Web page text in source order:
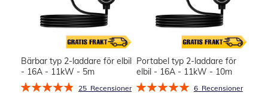
Bärbar typ 2-laddare för elbil
- 16A - 11kW - 5m
Rating:
25 Recensioner
Portabel typ 2-laddare för
elbil - 16A - 11kW - 10m
Rating:
6 Recensioner